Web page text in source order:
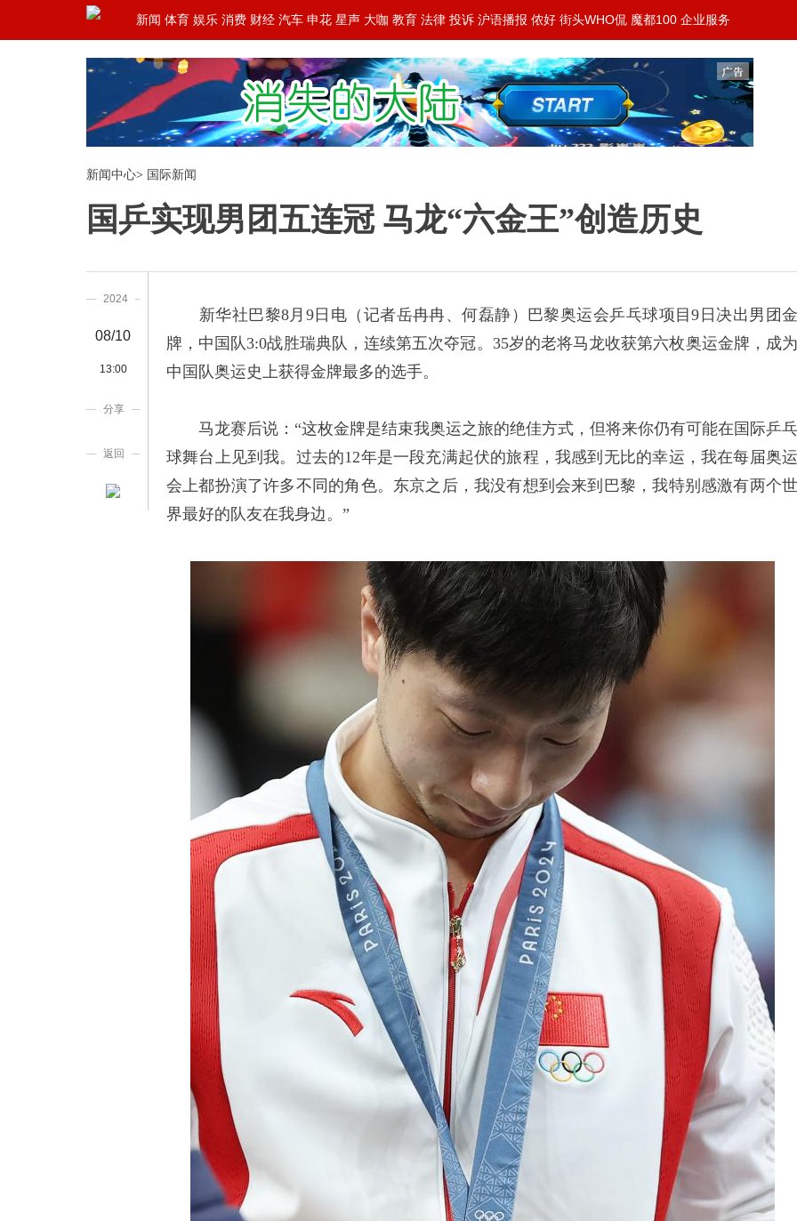
新闻 体育 娱乐 消费 财经 汽车 申花 星声 大咖 教育 法律 投诉 沪语播报 侬好 街头WHO侃 魔都100 企业服务
新闻中心> 国际新闻
国乒实现男团五连冠 马龙“六金王”创造历史
2024
08/10
13:00
分享
返回
新华社巴黎8月9日电（记者岳冉冉、何磊静）巴黎奥运会乒乓球项目9日决出男团金
牌，中国队3:0战胜瑞典队，连续第五次夺冠。35岁的老将马龙收获第六枚奥运金牌，成为
中国队奥运史上获得金牌最多的选手。
马龙赛后说：“这枚金牌是结束我奥运之旅的绝佳方式，但将来你仍有可能在国际乒乓
球舞台上见到我。过去的12年是一段充满起伏的旅程，我感到无比的幸运，我在每届奥运
会上都扮演了许多不同的角色。东京之后，我没有想到会来到巴黎，我特别感激有两个世
界最好的队友在我身边。”